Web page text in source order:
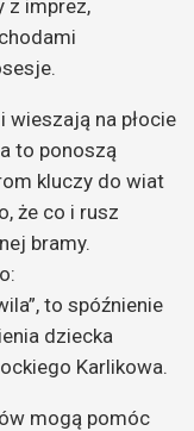
z imprez,
na płocie
to ponoszą
kluczy do wiat
że co i rusz
bramy.
to spóźnienie
dziecka
Karlikowa.
mogą pomóc